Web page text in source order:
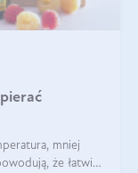
mniej
że łatwiej